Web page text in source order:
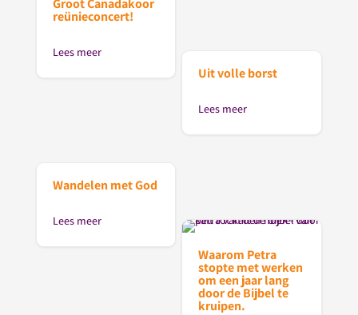
Groot Canadakoor
reünieconcert!
Lees meer
Uit volle borst
Lees meer
Wandelen met God
Lees meer
Waarom Petra
stopte met werken
om een jaar lang
door de Bijbel te
kruipen.